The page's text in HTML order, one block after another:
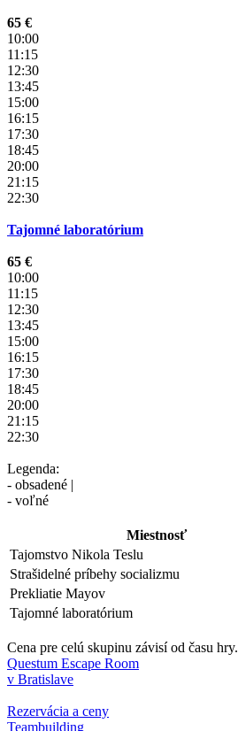
65 €
10:00
11:15
12:30
13:45
15:00
16:15
17:30
18:45
20:00
21:15
22:30
Tajomné laboratórium
65 €
10:00
11:15
12:30
13:45
15:00
16:15
17:30
18:45
20:00
21:15
22:30
Legenda:
- obsadené |
- voľné
Miestnosť
Tajomstvo Nikola Teslu
Strašidelné príbehy socializmu
Prekliatie Mayov
Tajomné laboratórium
Cena pre celú skupinu závisí od času hry.
Questum Escape Room
v Bratislave
Rezervácia a ceny
Teambuilding